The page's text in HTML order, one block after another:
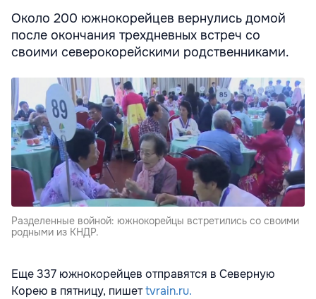
Около 200 южнокорейцев вернулись домой
после окончания трехдневных встреч со
своими северокорейскими родственниками.
Разделенные войной: южнокорейцы встретились со своими
родными из КНДР.
Еще 337 южнокорейцев отправятся в Северную
Корею в пятницу, пишетtvrain.ru.